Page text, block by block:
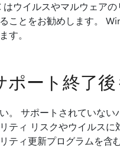
はウイルスやマルウェア
ことをお勧めします。
す。
ポート終了
。 サポートされていない
ティ リスクやウイルス
ティ更新プログラムを含